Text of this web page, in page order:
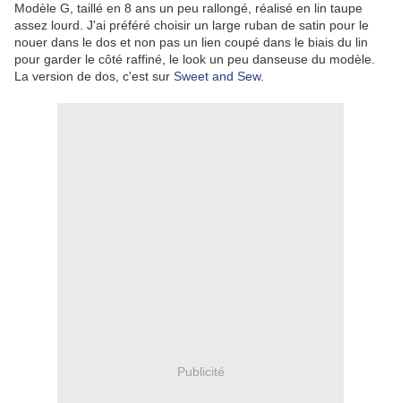
Modèle G, taillé en 8 ans un peu rallongé, réalisé en lin taupe
assez lourd. J'ai préféré choisir un large ruban de satin pour le
nouer dans le dos et non pas un lien coupé dans le biais du lin
pour garder le côté raffiné, le look un peu danseuse du modèle.
La version de dos, c'est sur Sweet and Sew.
Publicité